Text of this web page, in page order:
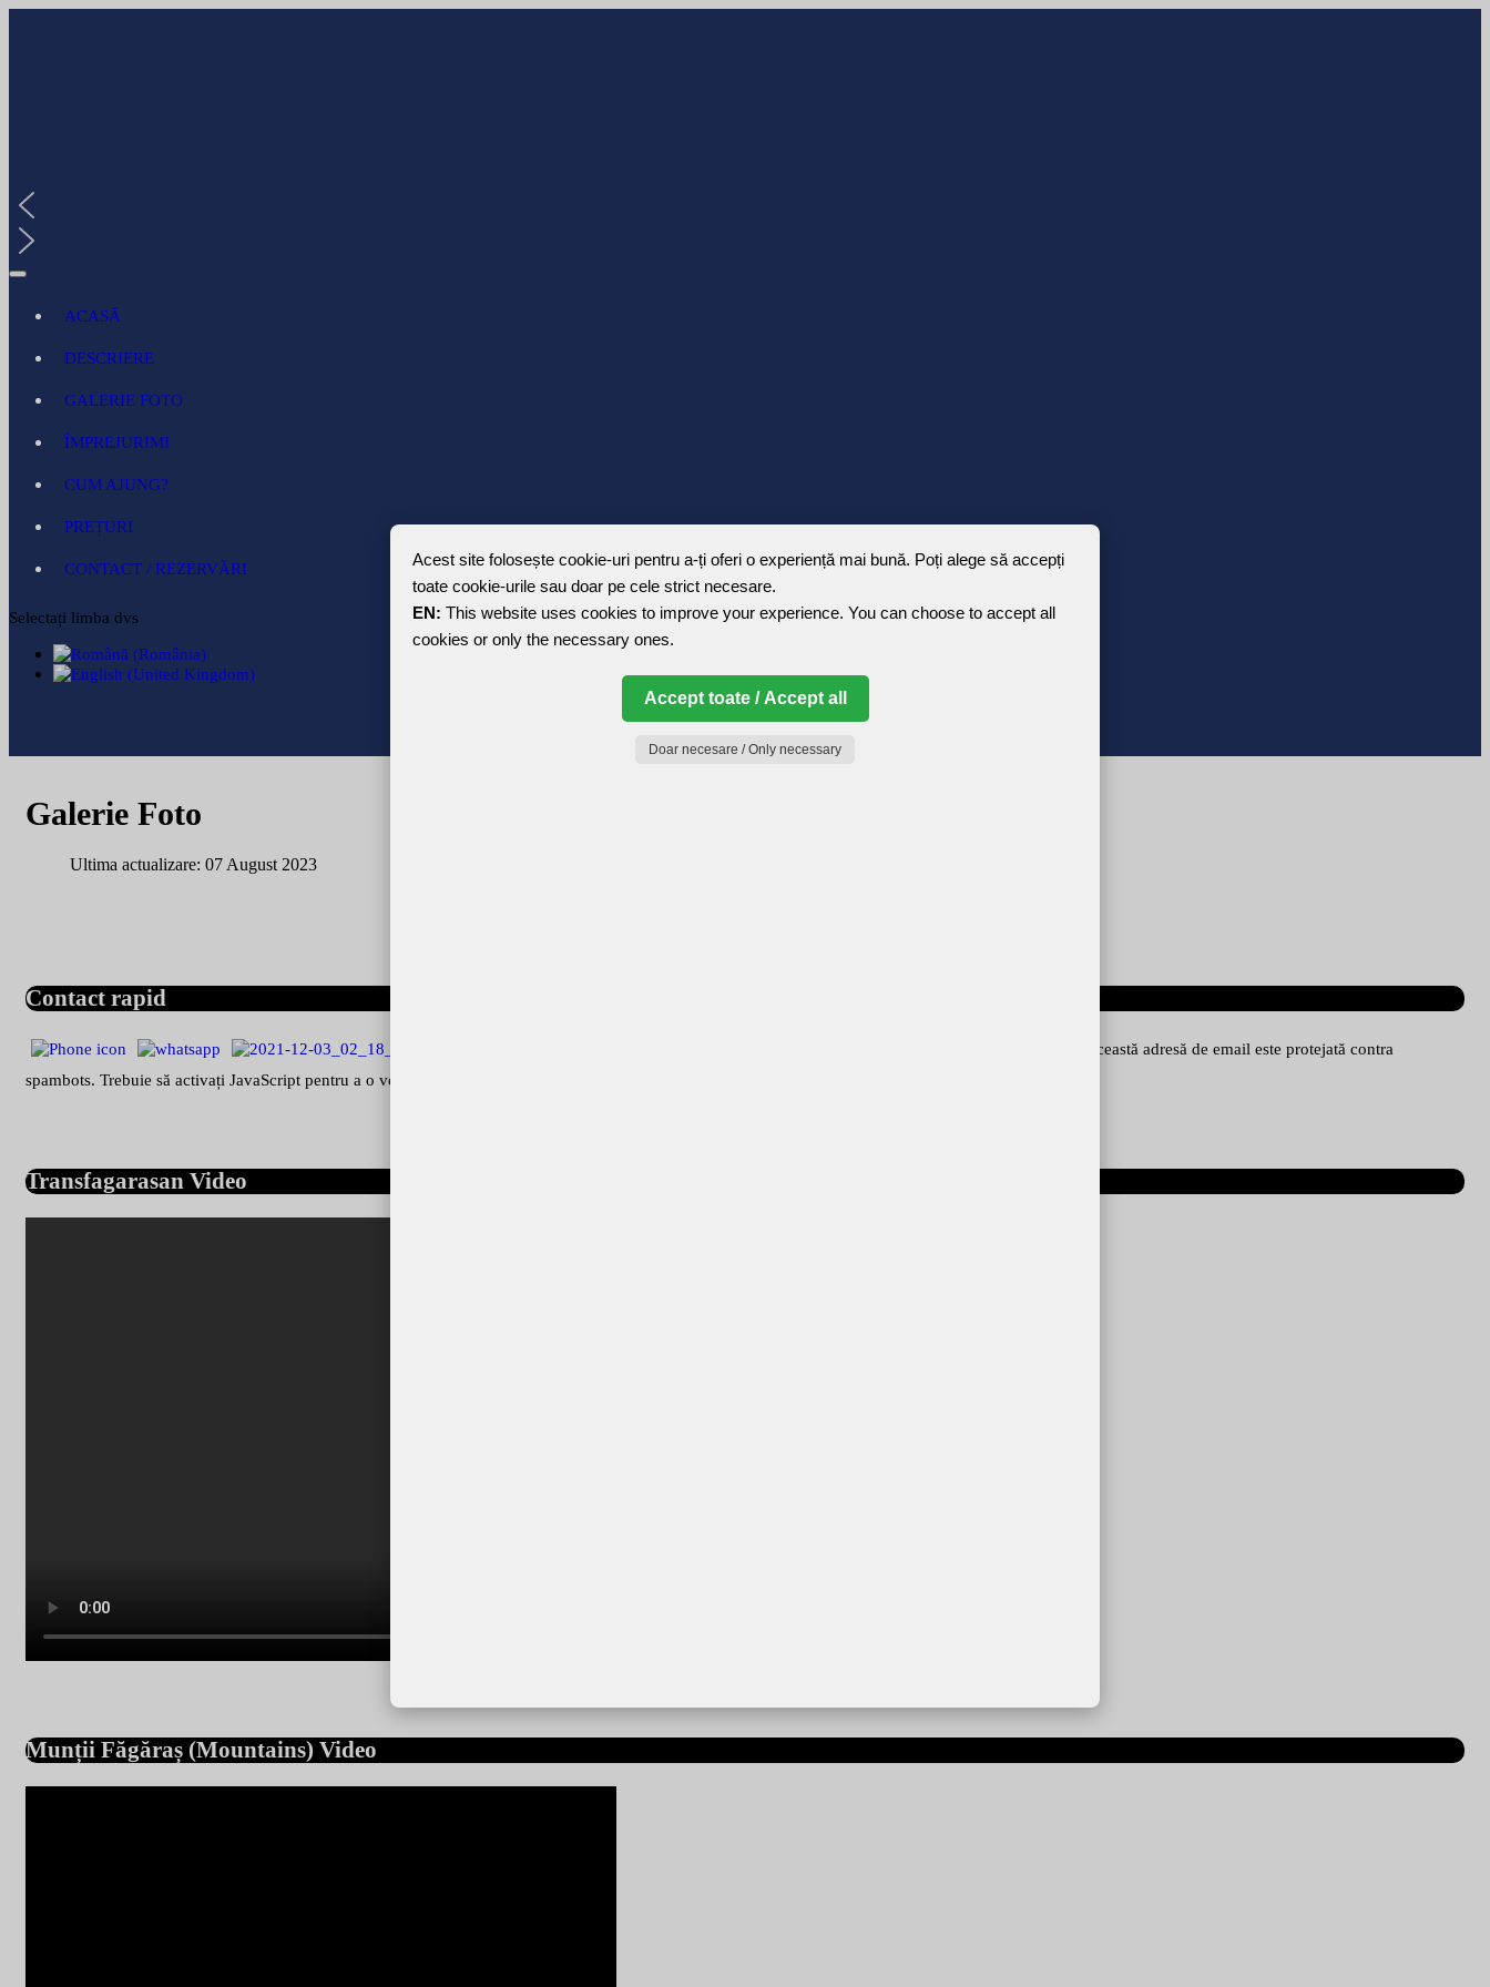
ACASĂ
DESCRIERE
GALERIE FOTO
ÎMPREJURIMI
CUM AJUNG?
PREȚURI
CONTACT / REZERVĂRI
Selectați limba dvs
Galerie Foto
Ultima actualizare: 07 August 2023
Contact rapid
Această adresă de email este protejată contra
spambots. Trebuie să activați JavaScript pentru a o vedea.
Transfagarasan Video
Munții Făgăraș (Mountains) Video
Acest site folosește cookie-uri pentru a-ți oferi o experiență mai bună. Poți alege să accepți
toate cookie-urile sau doar pe cele strict necesare.
EN: This website uses cookies to improve your experience. You can choose to accept all
cookies or only the necessary ones.
Accept toate / Accept all
Doar necesare / Only necessary